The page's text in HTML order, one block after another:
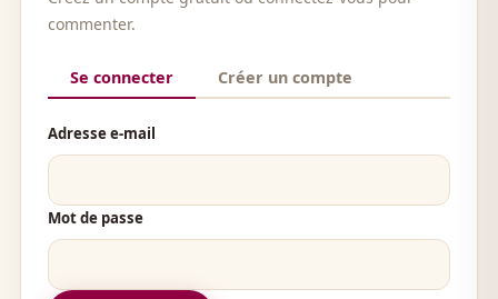
commenter.
Se connecter Créer un compte
Adresse e-mail
Mot de passe